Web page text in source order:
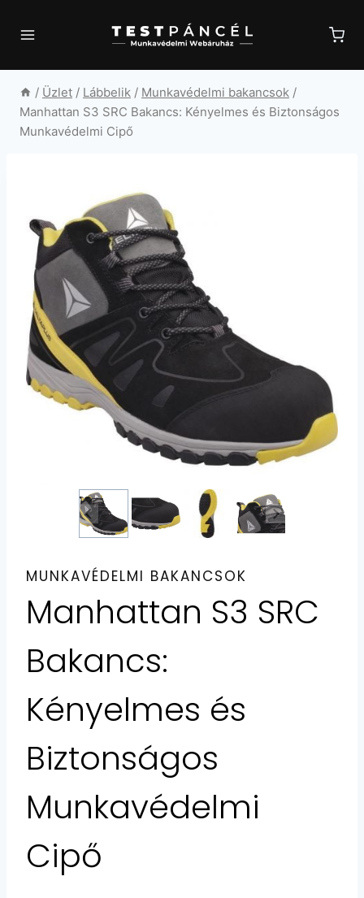
/ Üzlet / Lábbelik / Munkavédelmi bakancsok /
Manhattan S3 SRC Bakancs: Kényelmes és Biztonságos
Munkavédelmi Cipő
MUNKAVÉDELMI BAKANCSOK
Manhattan S3 SRC
Bakancs:
Kényelmes és
Biztonságos
Munkavédelmi
Cipő